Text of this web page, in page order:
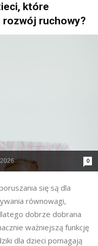
które
ruchowy?
0
się są dla
równowagi,
dobrze dobrana
ważniejszą funkcję
dla dzieci pomagają